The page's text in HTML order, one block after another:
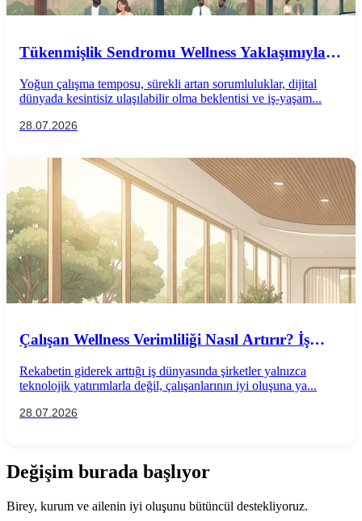
Tükenmişlik Sendromu Wellness Yaklaşımıyla
Yoğun çalışma temposu, sürekli artan sorumluluklar, dijital
dünyada kesintisiz ulaşılabilir olma beklentisi ve iş-yaşam...
28.07.2026
Çalışan Wellness Verimliliği Nasıl Artırır? İş
Uygulamaları
Rekabetin giderek arttığı iş dünyasında şirketler yalnızca
teknolojik yatırımlarla değil, çalışanlarının iyi oluşuna ya...
28.07.2026
Değişim burada başlıyor
Birey, kurum ve ailenin iyi oluşunu bütüncül destekliyoruz.